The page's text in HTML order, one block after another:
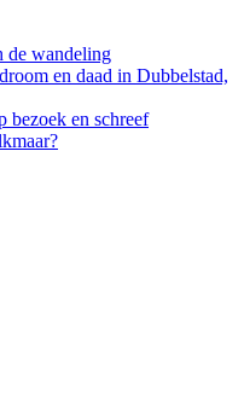
de wandeling
en daad in Dubbelstad,
bezoek en schreef